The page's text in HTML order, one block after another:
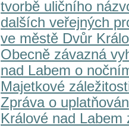
tvorbě uličního
dalších veřejných
ve městě Dvůr
Obecně závazná
nad Labem o
Majetkové
Zpráva o
Králové nad Labem